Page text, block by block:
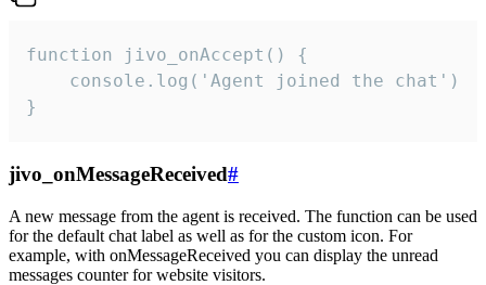
function jivo_onAccept() {
}
jivo_onMessageReceived#
A new message from the agent is received. The function can be used
for the default chat label as well as for the custom icon. For
example, with onMessageReceived you can display the unread
messages counter for website visitors.